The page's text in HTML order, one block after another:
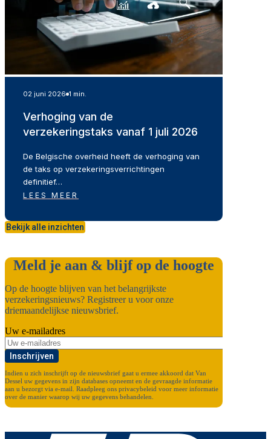
02 juni 2026 1 min.
Verhoging van de
verzekeringstaks vanaf 1 juli 2026
De Belgische overheid heeft de verhoging van
de taks op verzekeringsverrichtingen
definitief…
LEES MEER
Bekijk alle inzichten
Meld je aan & blijf op de hoogte
Op de hoogte blijven van het belangrijkste
verzekeringsnieuws? Registreer u voor onze
driemaandelijkse nieuwsbrief.
Uw e-mailadres
Inschrijven
Indien u zich inschrijft op de nieuwsbrief gaat u ermee akkoord dat Van
Dessel uw gegevens in zijn databases opneemt en de gevraagde informatie
aan u bezorgt via e-mail. Raadpleeg ons privacybeleid voor meer informatie
over de manier waarop wij uw gegevens behandelen.